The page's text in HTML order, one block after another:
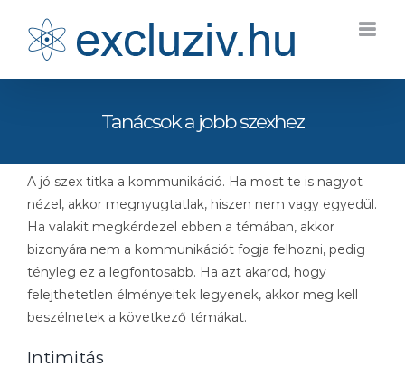
Tanácsok a jobb szexhez
A jó szex titka a kommunikáció. Ha most te is nagyot
nézel, akkor megnyugtatlak, hiszen nem vagy egyedül.
Ha valakit megkérdezel ebben a témában, akkor
bizonyára nem a kommunikációt fogja felhozni, pedig
tényleg ez a legfontosabb. Ha azt akarod, hogy
felejthetetlen élményeitek legyenek, akkor meg kell
beszélnetek a következő témákat.
Intimitás